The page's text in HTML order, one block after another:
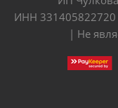
ИНН
| Не